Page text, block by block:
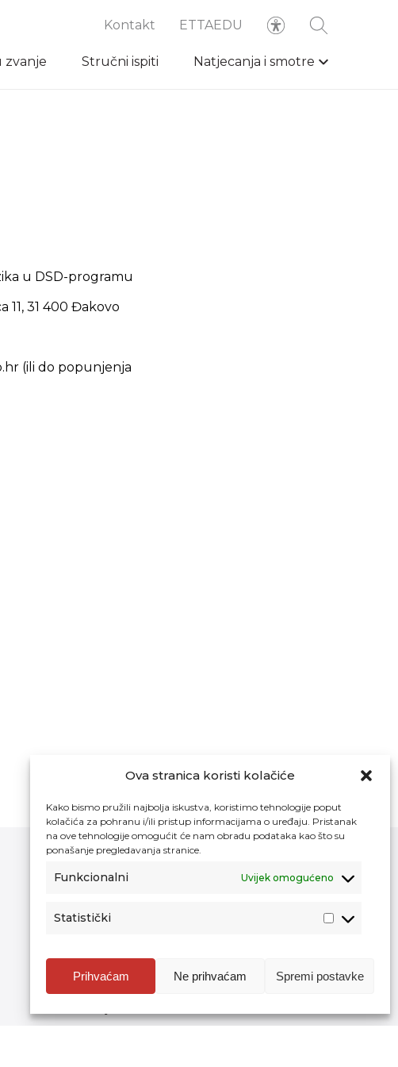
Ova stranica koristi kolačiće
Kako bismo pružili najbolja iskustva, koristimo tehnologije poput
kolačića za pohranu i/ili pristup informacijama o uređaju. Pristanak
na ove tehnologije omogućit će nam obradu podataka kao što su
ponašanje pregledavanja stranice.
Funkcionalni Uvijek omogućeno
Statistički
Prihvaćam Ne prihvaćam Spremi postavke
Kontakt ETTAEDU
zvanje Stručni ispiti Natjecanja i smotre
u DSD-programu
11, 31 400 Đakovo
(ili do popunjenja
Pristup informacijama
Povjerljiva osoba za unutarnje prijavljivanje
nepravilnosti
Etički povjerenik Agencije za odgoj i